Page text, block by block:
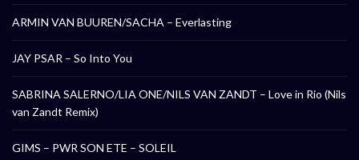
ARMIN VAN BUUREN/SACHA – Everlasting
JAY PSAR – So Into You
SABRINA SALERNO/LIA ONE/NILS VAN ZANDT – Love in Rio (Nils
van Zandt Remix)
GIMS – PWR SON ETE – SOLEIL